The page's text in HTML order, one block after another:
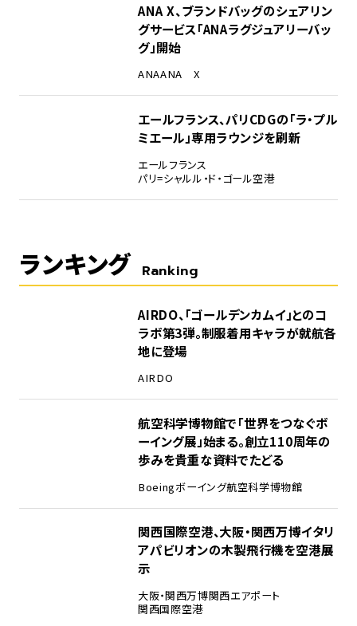
ANA X、ブランドバッグのシェアリン
グサービス「ANAラグジュアリーバッ
グ」開始
ANAANA X
エールフランス、パリCDGの「ラ・プル
ミエール」専用ラウンジを刷新
エールフランス
パリ=シャルル・ド・ゴール空港
ランキング Ranking
AIRDO、「ゴールデンカムイ」とのコ
ラボ第3弾。制服着用キャラが就航各
地に登場
AIRDO
航空科学博物館で「世界をつなぐボ
ーイング展」始まる。創立110周年の
歩みを貴重な資料でたどる
Boeingボーイング航空科学博物館
関西国際空港、大阪・関西万博イタリ
アパビリオンの木製飛行機を空港展
示
大阪・関西万博関西エアポート
関西国際空港